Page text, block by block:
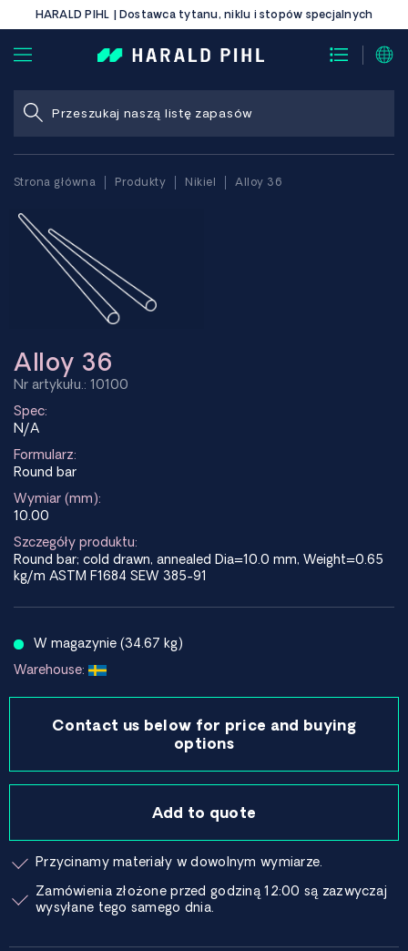
HARALD PIHL | Dostawca tytanu, niklu i stopów specjalnych
Strona główna Produkty Nikiel Alloy 36
Alloy 36
Nr artykułu.: 10100
Spec:
N/A
Formularz:
Round bar
Wymiar (mm):
10.00
Szczegóły produktu:
Round bar; cold drawn, annealed Dia=10.0 mm, Weight=0.65
kg/m ASTM F1684 SEW 385-91
W magazynie (34.67 kg)
Warehouse:
Contact us below for price and buying
options
Add to quote
Przycinamy materiały w dowolnym wymiarze.
Zamówienia złożone przed godziną 12:00 są zazwyczaj
wysyłane tego samego dnia.